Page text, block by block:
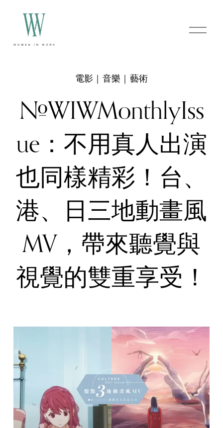
O
p
#WIWMonthlyIss
ue：不用真人出演
也同樣精彩！台、
港、日三地動畫風
MV，帶來聽覺與
視覺的雙重享受！
電影｜音樂｜藝術